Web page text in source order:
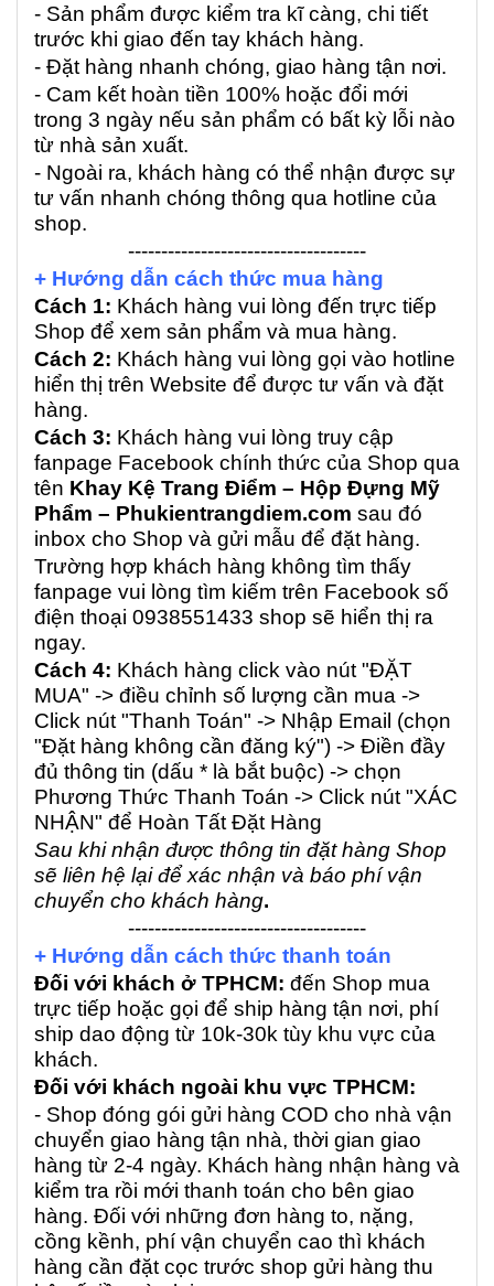
- Sản phẩm được kiểm tra kĩ càng, chi tiết
trước khi giao đến tay khách hàng.
- Đặt hàng nhanh chóng, giao hàng tận nơi.
- Cam kết hoàn tiền 100% hoặc đổi mới
trong 3 ngày nếu sản phẩm có bất kỳ lỗi nào
từ nhà sản xuất.
- Ngoài ra, khách hàng có thể nhận được sự
tư vấn nhanh chóng thông qua hotline của
shop.
------------------------------------
+ Hướng dẫn cách thức mua hàng
Cách 1: Khách hàng vui lòng đến trực tiếp
Shop để xem sản phẩm và mua hàng.
Cách 2: Khách hàng vui lòng gọi vào hotline
hiển thị trên Website để được tư vấn và đặt
hàng.
Cách 3: Khách hàng vui lòng truy cập
fanpage Facebook chính thức của Shop qua
tên Khay Kệ Trang Điểm – Hộp Đựng Mỹ
Phẩm – Phukientrangdiem.com sau đó
inbox cho Shop và gửi mẫu để đặt hàng.
Trường hợp khách hàng không tìm thấy
fanpage vui lòng tìm kiếm trên Facebook số
điện thoại 0938551433 shop sẽ hiển thị ra
ngay.
Cách 4: Khách hàng click vào nút "ĐẶT
MUA" -> điều chỉnh số lượng cần mua ->
Click nút "Thanh Toán" -> Nhập Email (chọn
"Đặt hàng không cần đăng ký") -> Điền đầy
đủ thông tin (dấu * là bắt buộc) -> chọn
Phương Thức Thanh Toán -> Click nút "XÁC
NHẬN" để Hoàn Tất Đặt Hàng
Sau khi nhận được thông tin đặt hàng Shop
sẽ liên hệ lại để xác nhận và báo phí vận
chuyển cho khách hàng.
------------------------------------
+ Hướng dẫn cách thức thanh toán
Đối với khách ở TPHCM: đến Shop mua
trực tiếp hoặc gọi để ship hàng tận nơi, phí
ship dao động từ 10k-30k tùy khu vực của
khách.
Đối với khách ngoài khu vực TPHCM:
- Shop đóng gói gửi hàng COD cho nhà vận
chuyển giao hàng tận nhà, thời gian giao
hàng từ 2-4 ngày. Khách hàng nhận hàng và
kiểm tra rồi mới thanh toán cho bên giao
hàng. Đối với những đơn hàng to, nặng,
cồng kềnh, phí vận chuyển cao thì khách
hàng cần đặt cọc trước shop gửi hàng thu